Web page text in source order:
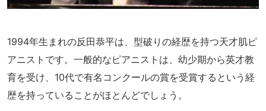
1994年生まれの反田恭平は、型破りの経歴を持つ天才肌ピ
アニストです。一般的なピアニストは、幼少期から英才教
育を受け、10代で有名コンクールの賞を受賞するという経
歴を持っていることがほとんどでしょう。